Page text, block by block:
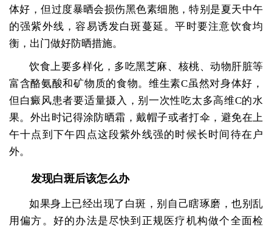
体好，但过度暴晒会损伤黑色素细胞，特别是夏天中午
的强紫外线，容易诱发白斑蔓延。平时要注意饮食均
衡，出门做好防晒措施。
饮食上要多样化，多吃黑芝麻、核桃、动物肝脏等
富含酪氨酸和矿物质的食物。维生素C虽然对身体好，
但白癜风患者要适量摄入，别一次性吃太多高维C的水
果。外出时记得涂防晒霜，戴帽子或者打伞，避免在上
午十点到下午四点这段紫外线强的时候长时间待在户
外。
发现白斑后该怎么办
如果身上已经出现了白斑，别自己瞎琢磨，也别乱
用偏方。好的办法是尽快到正规医疗机构做个全面检